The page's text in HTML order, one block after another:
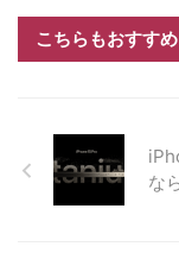
こちらもおすすめ
な